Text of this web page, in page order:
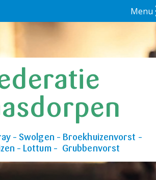
Menu
– Swolgen – Broekhuizenvorst –
– Lottum – Grubbenvorst